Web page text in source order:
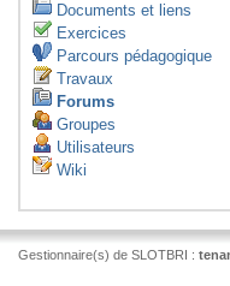
Documents et liens
Exercices
Parcours pédagogique
Travaux
Forums
Groupes
Utilisateurs
Wiki
Gestionnaire(s) de SLOTBRI :